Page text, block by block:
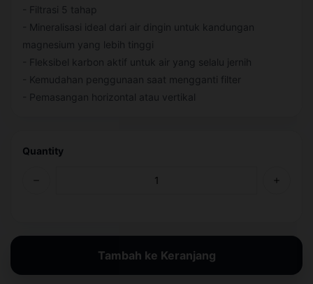
- Filtrasi 5 tahap
- Mineralisasi ideal dari air dingin untuk kandungan
magnesium yang lebih tinggi
- Fleksibel karbon aktif untuk air yang selalu jernih
- Kemudahan penggunaan saat mengganti filter
- Pemasangan horizontal atau vertikal
Quantity
Tambah ke Keranjang